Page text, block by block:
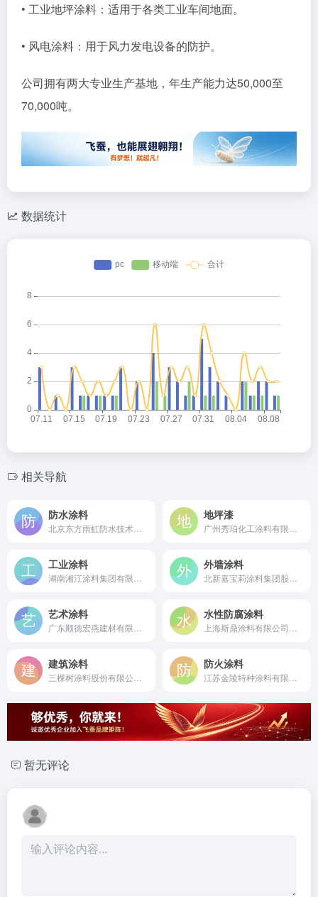
• 工业地坪涂料：适用于各类工业车间地面。
• 风电涂料：用于风力发电设备的防护。
公司拥有两大专业生产基地，年生产能力达50,000至
70,000吨。
数据统计
相关导航
防水涂料 地坪漆
工业涂料 外墙涂料
艺术涂料 水性防腐涂料
建筑涂料 防火涂料
暂无评论